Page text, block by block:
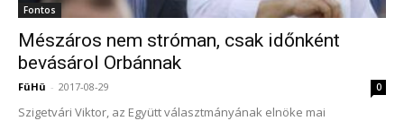
Fontos
Mészáros nem stróman, csak időnként
bevásárol Orbánnak
FüHü - 2017-08-29 0
Szigetvári Viktor, az Együtt választmányának elnöke mai